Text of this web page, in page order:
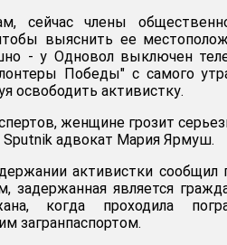
сейчас члены
выяснить ее
- у Одновол выключен
Победы" с самого
освободить активистку.
женщине грозит
адвокат Мария Ярмуш.
активистки
задержанная является
когда проходила
загранпаспортом.